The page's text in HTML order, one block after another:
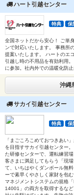
ハート引越センター
特典 保
全国ネットだから安心！ ご単
ンで対応いたします。 事務所
提案いたします。 ハートのエ
引越し時の不用品を有効利用
に参加。社内外での温暖化防止
沖縄
サカイ引越センター
特典 保
「まごころこめておつきあい
を目指すサカイ引越センター
た研修センターで、運転練習
客さまに満足してもらう「現
て、いちはやくダンボール無
ーで素早くやさしく家財を包
マネジメントシステムの規格
14001」の両方を取得するな